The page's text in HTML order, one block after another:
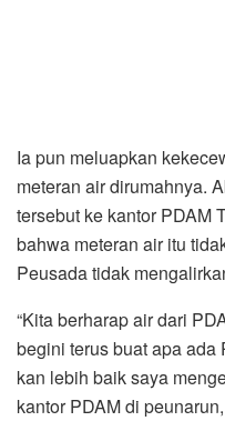
Ia pun meluapkan
meteran air dirumahnya.
tersebut ke kantor PDAM
bahwa meteran air itu
Peusada tidak
“Kita berharap air dari
begini terus buat apa ada
kan lebih baik saya
kantor PDAM di